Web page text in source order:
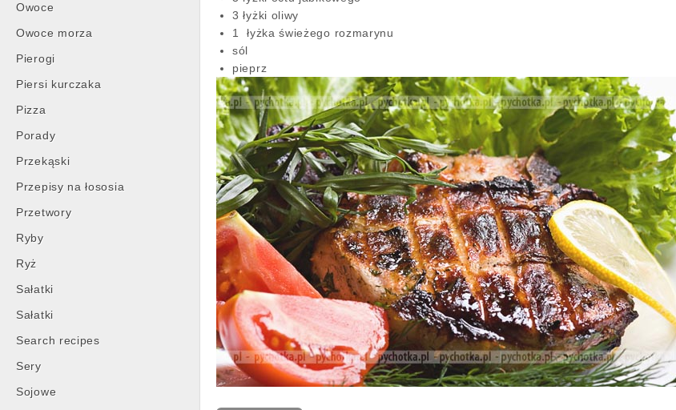
Owoce
Owoce morza
Pierogi
Piersi kurczaka
Pizza
Porady
Przekąski
Przepisy na łososia
Przetwory
Ryby
Ryż
Sałatki
Sałatki
Search recipes
Sery
Sojowe
3 łyżki oliwy
1 łyżka świeżego rozmarynu
sól
pieprz